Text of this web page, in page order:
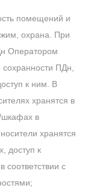
помещений и
охрана. При
Оператором
ПДн,
к ним. В
хранятся в
шкафах в
хранятся
доступ к
соответствии с